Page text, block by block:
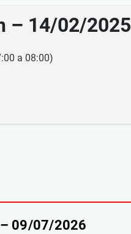
– 14/02/2025
a 08:00)
09/07/2026